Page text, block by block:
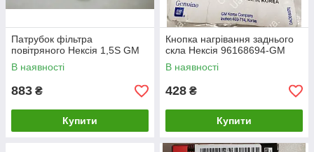
Патрубок фільтра
повітряного Нексія 1,5S GM
В наявності
883 ₴
Купити
Кнопка нагрівання заднього
скла Нексія 96168694-GM
В наявності
428 ₴
Купити